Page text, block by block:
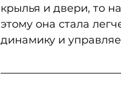
крылья и двери, то
этому она стала
динамику и